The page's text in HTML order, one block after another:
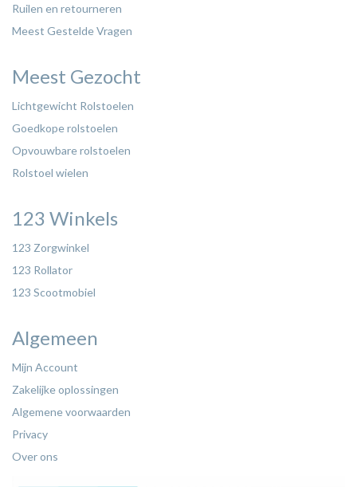
Ruilen en retourneren
Meest Gestelde Vragen
Meest Gezocht
Lichtgewicht Rolstoelen
Goedkope rolstoelen
Opvouwbare rolstoelen
Rolstoel wielen
123 Winkels
123 Zorgwinkel
123 Rollator
123 Scootmobiel
Algemeen
Mijn Account
Zakelijke oplossingen
Algemene voorwaarden
Privacy
Over ons